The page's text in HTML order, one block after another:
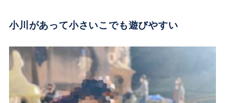
小川があって小さいこでも遊びやすい